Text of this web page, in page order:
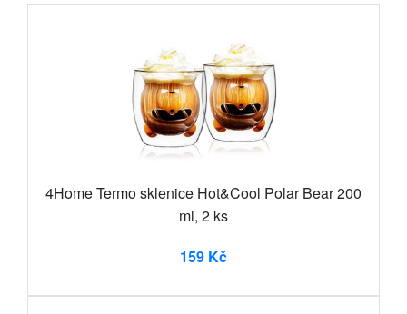
4Home Termo sklenice Hot&Cool Polar Bear 200
ml, 2 ks
159 Kč